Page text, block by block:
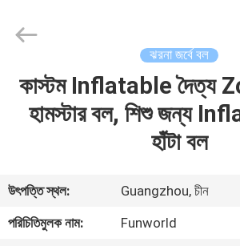
বাড়ি
ভিডিও
Limited.
ঝরনা জর্বে বল
কাস্টম Inflatable দৈত্য
হামস্টার বল, শিশু জন্য
হাঁটা বল
উৎপত্তি স্থল:
Guangzhou, চীন
পরিচিতিমুলক নাম:
Funworld